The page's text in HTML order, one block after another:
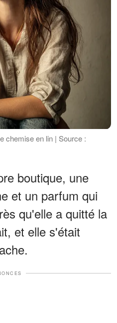
chemise en lin | Source :
boutique, une
et un parfum qui
qu'elle a quitté la
et elle s'était